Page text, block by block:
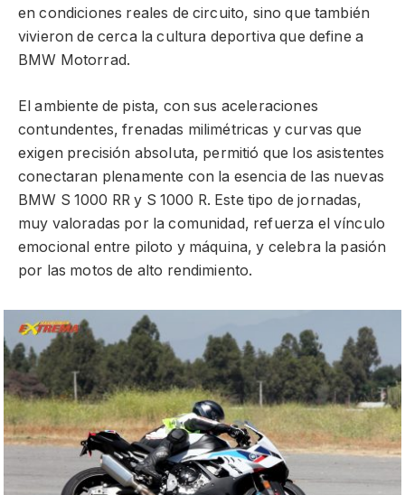
en condiciones reales de circuito, sino que también
vivieron de cerca la cultura deportiva que define a
BMW Motorrad.
El ambiente de pista, con sus aceleraciones
contundentes, frenadas milimétricas y curvas que
exigen precisión absoluta, permitió que los asistentes
conectaran plenamente con la esencia de las nuevas
BMW S 1000 RR y S 1000 R. Este tipo de jornadas,
muy valoradas por la comunidad, refuerza el vínculo
emocional entre piloto y máquina, y celebra la pasión
por las motos de alto rendimiento.